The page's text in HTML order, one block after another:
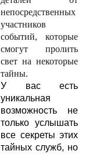
непосредственных
участников
событий, которые
смогут пролить
свет на некоторые
тайны.
У вас есть
уникальная
возможность не
только услышать
все секреты этих
тайных служб, но